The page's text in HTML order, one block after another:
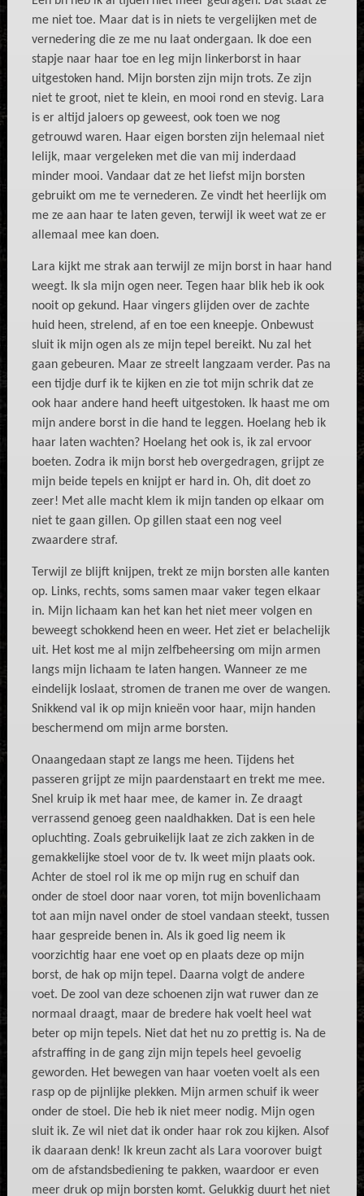
me niet toe. Maar dat is in niets te vergelijken met de
vernedering die ze me nu laat ondergaan. Ik doe een
stapje naar haar toe en leg mijn linkerborst in haar
uitgestoken hand. Mijn borsten zijn mijn trots. Ze zijn
niet te groot, niet te klein, en mooi rond en stevig. Lara
is er altijd jaloers op geweest, ook toen we nog
getrouwd waren. Haar eigen borsten zijn helemaal niet
lelijk, maar vergeleken met die van mij inderdaad
minder mooi. Vandaar dat ze het liefst mijn borsten
gebruikt om me te vernederen. Ze vindt het heerlijk om
me ze aan haar te laten geven, terwijl ik weet wat ze er
allemaal mee kan doen.
Lara kijkt me strak aan terwijl ze mijn borst in haar hand
weegt. Ik sla mijn ogen neer. Tegen haar blik heb ik ook
nooit op gekund. Haar vingers glijden over de zachte
huid heen, strelend, af en toe een kneepje. Onbewust
sluit ik mijn ogen als ze mijn tepel bereikt. Nu zal het
gaan gebeuren. Maar ze streelt langzaam verder. Pas na
een tijdje durf ik te kijken en zie tot mijn schrik dat ze
ook haar andere hand heeft uitgestoken. Ik haast me om
mijn andere borst in die hand te leggen. Hoelang heb ik
haar laten wachten? Hoelang het ook is, ik zal ervoor
boeten. Zodra ik mijn borst heb overgedragen, grijpt ze
mijn beide tepels en knijpt er hard in. Oh, dit doet zo
zeer! Met alle macht klem ik mijn tanden op elkaar om
niet te gaan gillen. Op gillen staat een nog veel
zwaardere straf.
Terwijl ze blijft knijpen, trekt ze mijn borsten alle kanten
op. Links, rechts, soms samen maar vaker tegen elkaar
in. Mijn lichaam kan het kan het niet meer volgen en
beweegt schokkend heen en weer. Het ziet er belachelijk
uit. Het kost me al mijn zelfbeheersing om mijn armen
langs mijn lichaam te laten hangen. Wanneer ze me
eindelijk loslaat, stromen de tranen me over de wangen.
Snikkend val ik op mijn knieën voor haar, mijn handen
beschermend om mijn arme borsten.
Onaangedaan stapt ze langs me heen. Tijdens het
passeren grijpt ze mijn paardenstaart en trekt me mee.
Snel kruip ik met haar mee, de kamer in. Ze draagt
verrassend genoeg geen naaldhakken. Dat is een hele
opluchting. Zoals gebruikelijk laat ze zich zakken in de
gemakkelijke stoel voor de tv. Ik weet mijn plaats ook.
Achter de stoel rol ik me op mijn rug en schuif dan
onder de stoel door naar voren, tot mijn bovenlichaam
tot aan mijn navel onder de stoel vandaan steekt, tussen
haar gespreide benen in. Als ik goed lig neem ik
voorzichtig haar ene voet op en plaats deze op mijn
borst, de hak op mijn tepel. Daarna volgt de andere
voet. De zool van deze schoenen zijn wat ruwer dan ze
normaal draagt, maar de bredere hak voelt heel wat
beter op mijn tepels. Niet dat het nu zo prettig is. Na de
afstraffing in de gang zijn mijn tepels heel gevoelig
geworden. Het bewegen van haar voeten voelt als een
rasp op de pijnlijke plekken. Mijn armen schuif ik weer
onder de stoel. Die heb ik niet meer nodig. Mijn ogen
sluit ik. Ze wil niet dat ik onder haar rok zou kijken. Alsof
ik daaraan denk! Ik kreun zacht als Lara voorover buigt
om de afstandsbediening te pakken, waardoor er even
meer druk op mijn borsten komt. Gelukkig duurt het niet